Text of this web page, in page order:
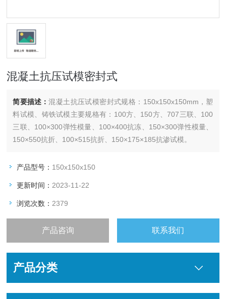
混凝土抗压试模密封式
简要描述：混凝土抗压试模密封式规格：150x150x150mm，塑
料试模、铸铁试模主要规格有：100方、150方、707三联、100
三联、100×300弹性模量、100×400抗冻、150×300弹性模量、
150×550抗折、100×515抗折、150×175×185抗渗试模。
产品型号： 150x150x150
更新时间： 2023-11-22
浏览次数： 2379
产品咨询 联系我们
产品分类